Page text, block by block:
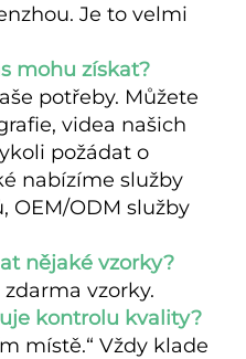
Je to velmi
mohu získat?
potřeby. Můžete
videa našich
požádat o
nabízíme služby
OEM/ODM služby
nějaké vzorky?
vzorky.
kontrolu kvality?
místě.“ Vždy klade